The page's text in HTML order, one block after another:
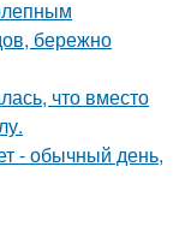
бережно
что вместо
- обычный день,